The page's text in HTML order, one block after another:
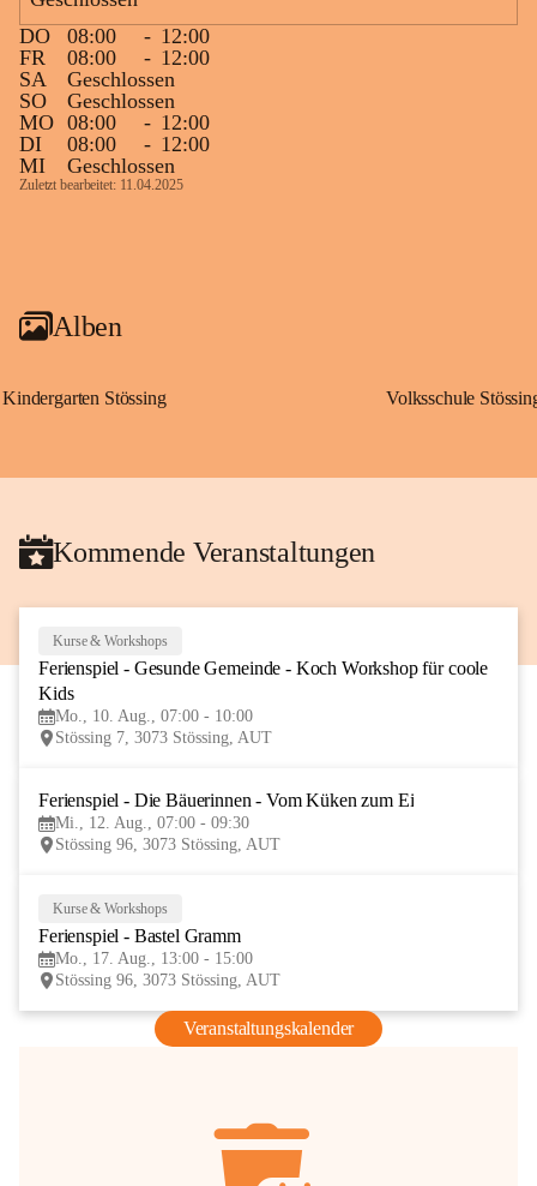
DO
08:00 - 12:00
FR
08:00 - 12:00
SA
Geschlossen
SO
Geschlossen
MO 08:00 - 12:00
DI
08:00 - 12:00
MI
Geschlossen
Zuletzt bearbeitet: 11.04.2025
Alben
Kindergarten Stössing Volksschule
Kommende Veranstaltungen
AUG
Kurse & Workshops
Ferienspiel - Gesunde Gemeinde - Koch Workshop für coole
Kids
Mo., 10. Aug., 07:00 - 10:00
Stössing 7, 3073 Stössing, AUT
Ferienspiel - Die Bäuerinnen - Vom Küken zum Ei
Mi., 12. Aug., 07:00 - 09:30
Stössing 96, 3073 Stössing, AUT
Kurse & Workshops
Ferienspiel - Bastel Gramm
Mo., 17. Aug., 13:00 - 15:00
Stössing 96, 3073 Stössing, AUT
Veranstaltungskalender